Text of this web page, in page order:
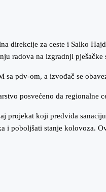
direkcije za ceste i Salko
radova na izgradnji
pdv-om, a izvođač se
posvećeno da
projekat koji predviđa
i poboljšati stanje kolovoza.